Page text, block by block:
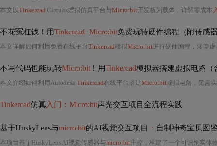
本文以Tinkercad Circuits虚拟仿真平台与Micro:bit开发板为载体，详解零成本
不花冤枉钱！用Tinkercad+Micro:bit免费玩转硬件编程（附传感
本文详解如何利用免费在线平台Tinkercad模拟Micro:bit进行硬件编程，涵盖虚拟开发环境搭建、LED/按钮/触摸传感器等外设模拟、超
不写代码也能玩转Micro:bit ！用Tinkercad模拟器搭建虚拟电路（
本文介绍如何利用Autodesk Tinkercad在线平台搭建Micro:bit虚拟电路，无需实体硬件即可完成传感器接入、代码调试与多模块协同仿真。重点涵盖光敏/
Tinkercad仿真入门：Micro:bit声光交互项目全流程实践
基于HuskyLens与micro:bit的AI视觉交互项目 ： 自制神奇宝贝图
本项目基于HuskyLens AI视觉传感器与micro:bit主控，构建了一个可识别实体物体并自动翻页展示信息